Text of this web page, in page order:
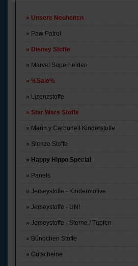
Unsere Neuheiten
Paw Patrol
Disney Stoffe
Marvel Superhelden
%Sale%
Lizenzstoffe
Star Wars Stoffe
Marin y Carbonell Kinderstoffe
Stenzo Stoffe
Happy Hippo Special
Panels
Jerseystoffe - Kindermotive
Jerseystoffe - UNI
Jerseystoffe - Sterne / Tupfen
Bündchen Stoffe
Gutscheine